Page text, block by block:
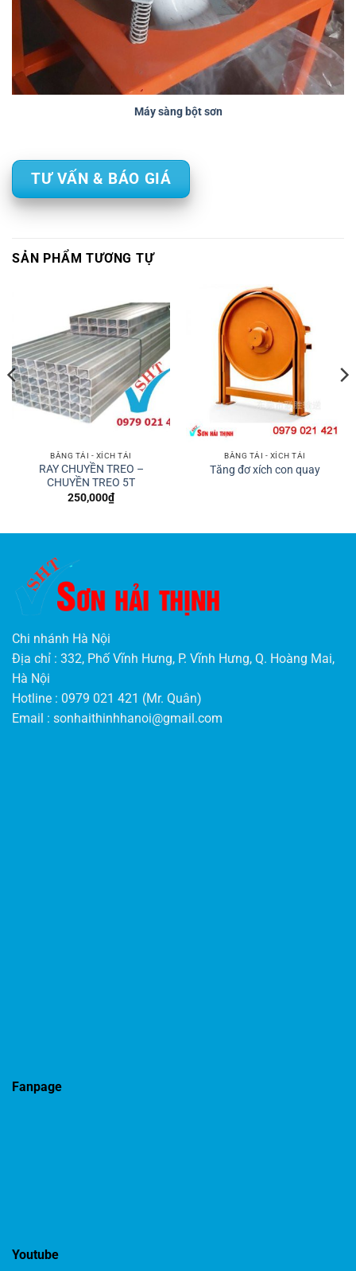
Máy sàng bột sơn
TƯ VẤN & BÁO GIÁ
SẢN PHẨM TƯƠNG TỰ
BĂNG TẢI - XÍCH TẢI
RAY CHUYỀN TREO –
CHUYỀN TREO 5T
250,000₫
BĂNG TẢI - XÍCH TẢI
Tăng đơ xích con quay
Chi nhánh Hà Nội
Địa chỉ : 332, Phố Vĩnh Hưng, P. Vĩnh Hưng, Q. Hoàng Mai,
Hà Nội
Hotline : 0979 021 421 (Mr. Quân)
Email : sonhaithinhhanoi@gmail.com
Fanpage
Youtube